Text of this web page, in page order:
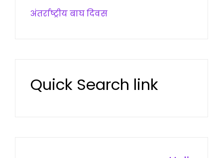
अंतर्राष्ट्रीय बाघ दिवस
Quick Search link